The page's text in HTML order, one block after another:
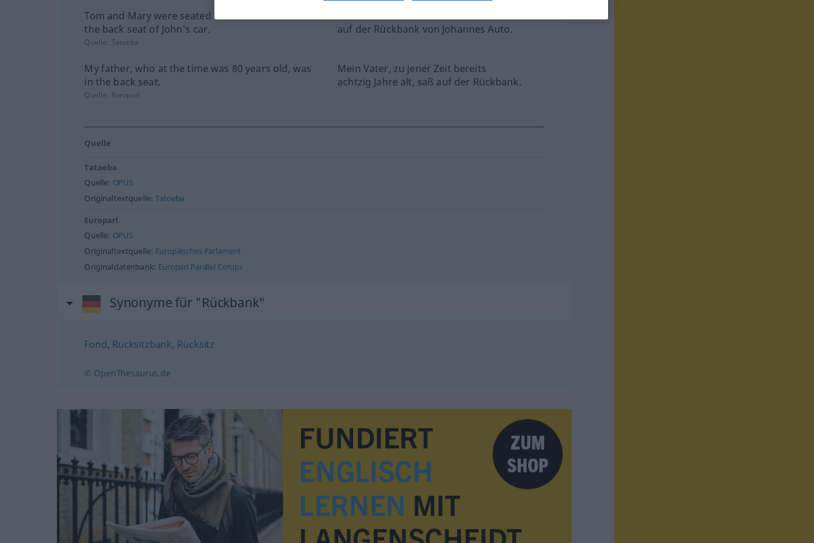
Tom and Mary were seated next to each other in
the back seat of John's car.
auf der Rückbank von Johannes Auto.
Quelle: Tatoeba
My father, who at the time was 80 years old, was
in the back seat.
Mein Vater, zu jener Zeit bereits
achtzig Jahre alt, saß auf der Rückbank.
Quelle: Europarl
Quelle
Tatoeba
Quelle: OPUS
Originaltextquelle:Tatoeba
Europarl
Quelle: OPUS
Originaltextquelle: Europäisches Parlament
Originaldatenbank: Europarl Parallel Corups
Synonyme für "Rückbank"
Fond, Rücksitzbank, Rücksitz
© OpenThesaurus.de